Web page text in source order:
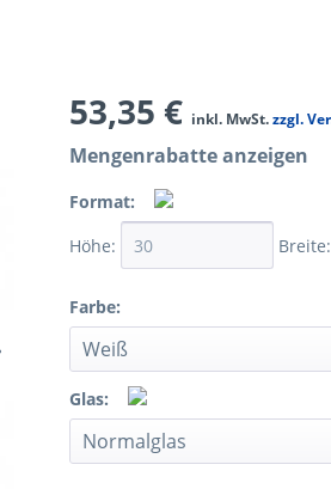
53,35 € inkl. MwSt.zzgl.
Mengenrabatte anzeigen
Format:
Höhe:
Breite:
Farbe:
Glas: